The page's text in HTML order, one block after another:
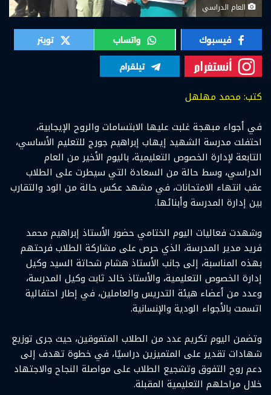
العام الدراسي
كتب: محمد مهلهل
في أجواء مبهجة غلبت عليها الابتسامات والروح الإيجابية،
احتفلت مدرسة الشهيد إيهاب إبراهيم جورج للتعليم الأساسي،
التابعة لإدارة الخصوص التعليمية، باليوم الأخير من العام
الدراسي، وسط حالة من السعادة التي سيطرت على الطلاب
عقب انتهاء الامتحانات، في مشهد عكس حالة من الود والتقارب
بين إدارة المدرسة وأبنائها.
وشهدت فعاليات اليوم الختامي حضور الأستاذ إبراهيم محمد
فريد مدير المدرسة، الذي حرص على مشاركة الطلاب فرحتهم
بهذه المناسبة، إلى جانب الأستاذ هشام شحاتة السيد وكيل
إدارة الخصوص التعليمية، والأستاذ خالد ثابت وكيل المدرسة،
وعدد من أعضاء هيئة التدريس والعاملين، في إطار احتفالية
اتسمت بالأجواء الودية والإنسانية.
وتضمن اليوم تكريم عدد من الطلاب المتفوقين، حيث جرى توزيع
شهادات تقدير على المتميزين دراسيًا، في خطوة تهدف إلى
دعم روح التفوق وتشجيع الطلاب على مواصلة النجاح والاجتهاد
خلال مراحلهم التعليمية المقبلة.